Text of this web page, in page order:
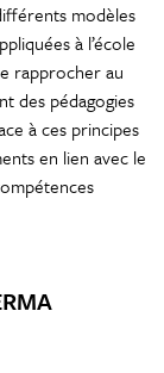
modèles
à l’école
rapprocher au
des pédagogies
à ces principes
en lien avec le